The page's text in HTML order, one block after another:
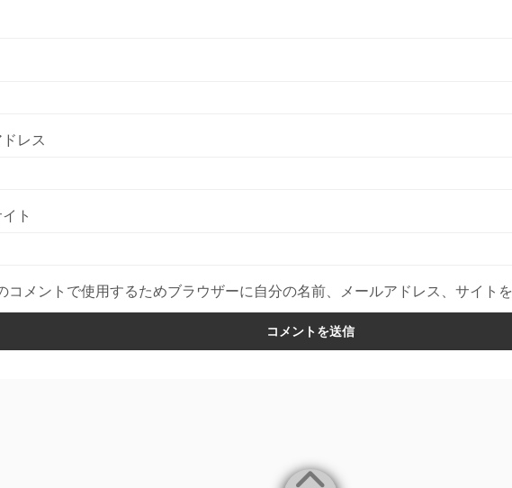
レス
ト
コメントで使用するためブラウザーに自分の名前、メールアドレス、サイト